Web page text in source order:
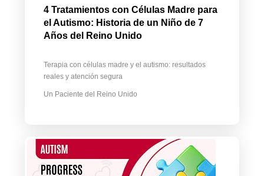
4 Tratamientos con Células Madre para
el Autismo: Historia de un Niño de 7
Años del Reino Unido
Terapia con células madre y el autismo: resultados
reales y atención segura
Un Paciente del Reino Unido